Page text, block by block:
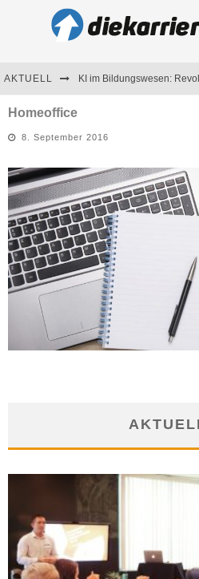
AKTUELL
Homeoffice
8. September 2016